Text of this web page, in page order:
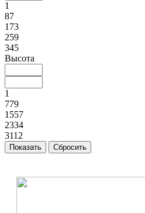
1
87
173
259
345
Высота
1
779
1557
2334
3112